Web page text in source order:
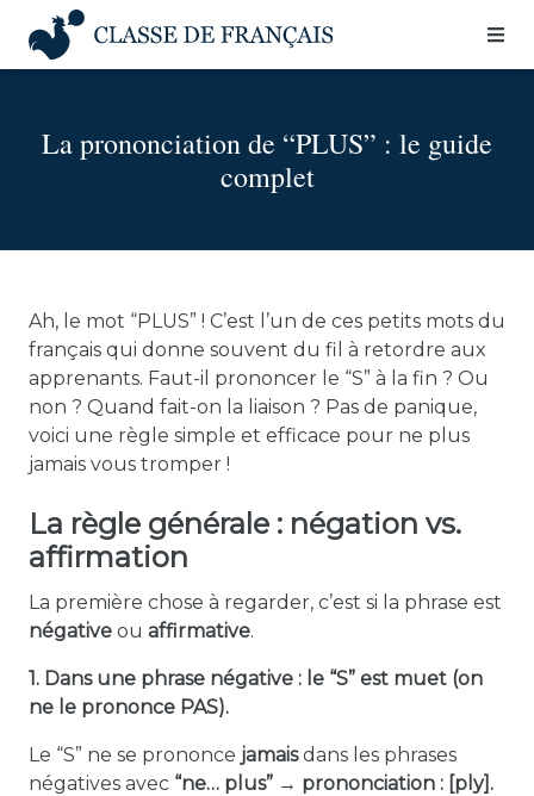
content
La prononciation de “PLUS” : le guide
complet
Ah, le mot “PLUS” ! C’est l’un de ces petits mots du
français qui donne souvent du fil à retordre aux
apprenants. Faut-il prononcer le “S” à la fin ? Ou
non ? Quand fait-on la liaison ? Pas de panique,
voici une règle simple et efficace pour ne plus
jamais vous tromper !
La règle générale : négation vs.
affirmation
La première chose à regarder, c’est si la phrase est
négative ou affirmative.
1. Dans une phrase négative : le “S” est muet (on
ne le prononce PAS).
Le “S” ne se prononce jamaisdans les phrases
négatives avec “ne… plus” → prononciation : [ply].